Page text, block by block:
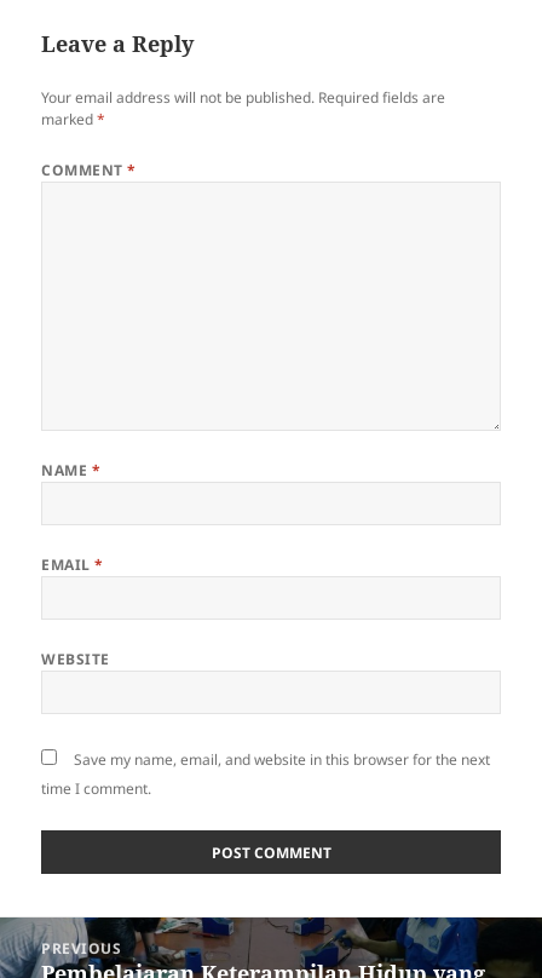
Leave a Reply
Your email address will not be published. Required fields are
marked*
COMMENT*
NAME *
EMAIL*
WEBSITE
Save my name, email, and website in this browser for the next
time I comment.
Post
navigation
PREVIOUS